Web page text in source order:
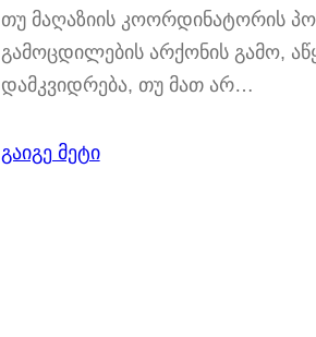
თუ მაღაზიის კოორდინატორის
გამოცდილების არქონის გამო,
დამკვიდრება, თუ მათ არ…
გაიგე მეტი